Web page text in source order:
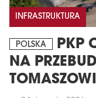
INFRASTRUKTURA
POLSKA
PKP
NA